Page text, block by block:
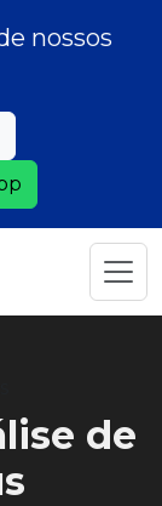
nossos
de